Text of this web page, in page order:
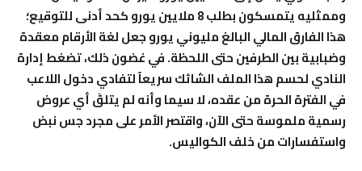
وممثليه يتمسكون بطلب 8 ملايين يورو كحد أدنى للتوقيع؛
هذا الفارق المالي البالغ مليوني يورو جعل لغة الأرقام معقدة
وضبابية بين الطرفين حتى اللحظة. في غضون ذلك، تضغط إدارة
النادي لحسم هذا الملف الشائك سريعاً لتفادي دخول اللاعب
في الفترة الحرة من عقده، لا سيما وأنه لم يتلقَ أي عروض
رسمية ملموسة حتى الآن، واقتصر الأمر على مجرد جس نبض
واستفسارات من خلف الكواليس.